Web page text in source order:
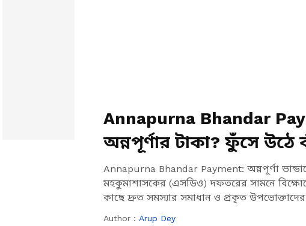
Annapurna Bhandar
অন্নপূর্ণার টাকা? ফুঁসে
মহিলারা?
Annapurna Bhandar Payment: অন্নপূর্ণা
মহকুমাশাসকের (এসডিও) দফতরের সামনে
কাছে দ্রুত সমস্যার সমাধান ও প্রকৃত উপভোক্তাদের
Author : Arup Dey